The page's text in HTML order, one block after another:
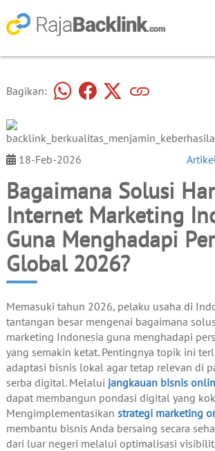
Bagikan:
18-Feb-2026
Bagaimana Solusi
Internet Marketing
Guna Menghadapi
Global 2026?
Memasuki tahun 2026, pelaku usaha di
tantangan besar mengenai bagaimana
marketing Indonesia guna menghadapi
yang semakin ketat. Pentingnya topik ini
adaptasi bisnis lokal agar tetap relevan di
serba digital. Melalui jangkauan bisnis
dapat membangun pondasi digital yang
Mengimplementasikan strategi marketing
membantu bisnis Anda bersaing secara
dari luar negeri melalui optimalisasi